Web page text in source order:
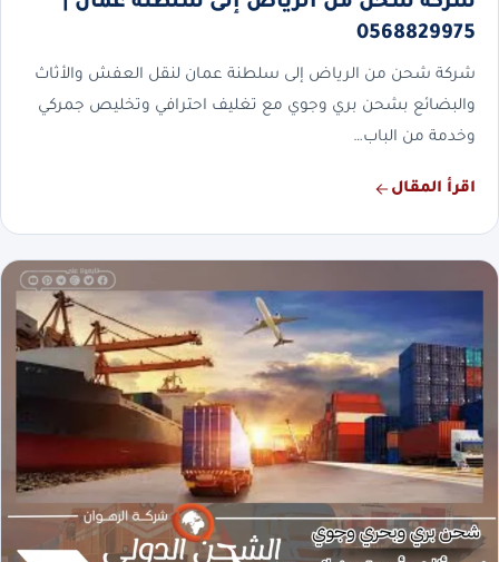
0568829975
شركة شحن من الرياض إلى سلطنة عمان لنقل العفش والأثاث
والبضائع بشحن بري وجوي مع تغليف احترافي وتخليص جمركي
وخدمة من الباب…
اقرأ المقال